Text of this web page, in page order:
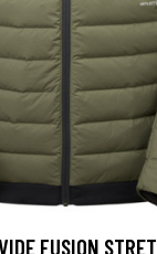
FUSION